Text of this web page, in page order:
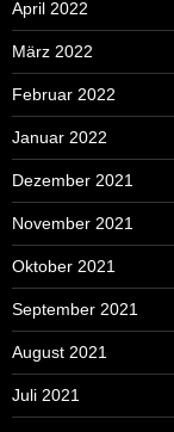
April 2022
März 2022
Februar 2022
Januar 2022
Dezember 2021
November 2021
Oktober 2021
September 2021
August 2021
Juli 2021